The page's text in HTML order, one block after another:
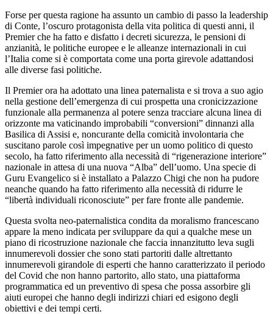
Forse per questa ragione ha assunto un cambio di passo la leadership
di Conte, l’oscuro protagonista della vita politica di questi anni, il
Premier che ha fatto e disfatto i decreti sicurezza, le pensioni di
anzianità, le politiche europee e le alleanze internazionali in cui
l’Italia come si è comportata come una porta girevole adattandosi
alle diverse fasi politiche.
Il Premier ora ha adottato una linea paternalista e si trova a suo agio
nella gestione dell’emergenza di cui prospetta una cronicizzazione
funzionale alla permanenza al potere senza tracciare alcuna linea di
orizzonte ma vaticinando improbabili “conversioni” dinnanzi alla
Basilica di Assisi e, noncurante della comicità involontaria che
suscitano parole così impegnative per un uomo politico di questo
secolo, ha fatto riferimento alla necessità di “rigenerazione interiore”
nazionale in attesa di una nuova “Alba” dell’uomo. Una specie di
Guru Evangelico si è installato a Palazzo Chigi che non ha pudore
neanche quando ha fatto riferimento alla necessità di ridurre le
“libertà individuali riconosciute” per fare fronte alle pandemie.
Questa svolta neo-paternalistica condita da moralismo francescano
appare la meno indicata per sviluppare da qui a qualche mese un
piano di ricostruzione nazionale che faccia innanzitutto leva sugli
innumerevoli dossier che sono stati partoriti dalle altrettanto
innumerevoli girandole di esperti che hanno caratterizzato il periodo
del Covid che non hanno partorito, allo stato, una piattaforma
programmatica ed un preventivo di spesa che possa assorbire gli
aiuti europei che hanno degli indirizzi chiari ed esigono degli
obiettivi e dei tempi certi.